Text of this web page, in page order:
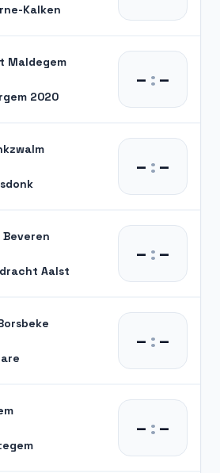
Kalken
Maldegem
2020
– :–
– :–
Beveren
Aalst
– :–
– :–
– :–